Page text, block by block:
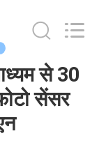
से 30
सेंसर